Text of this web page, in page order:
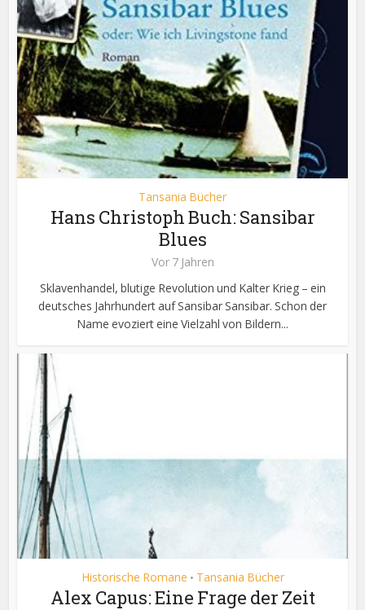
Tansania Bücher
Hans Christoph Buch: Sansibar
Blues
Vor 7 Jahren
Sklavenhandel, blutige Revolution und Kalter Krieg – ein
deutsches Jahrhundert auf Sansibar Sansibar. Schon der
Name evoziert eine Vielzahl von Bildern...
Historische Romane • Tansania Bücher
Alex Capus: Eine Frage der Zeit